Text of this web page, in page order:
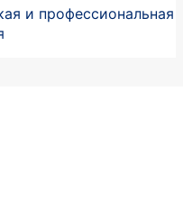
и профессиональная